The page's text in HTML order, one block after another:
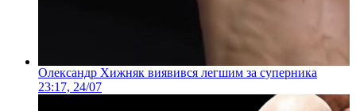
Олександр Хижняк виявився легшим за суперника
23:17, 24/07